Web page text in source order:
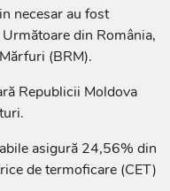
necesar au fost
din România,
(BRM).
Republicii Moldova
asigură 24,56% din
de termoficare (CET)